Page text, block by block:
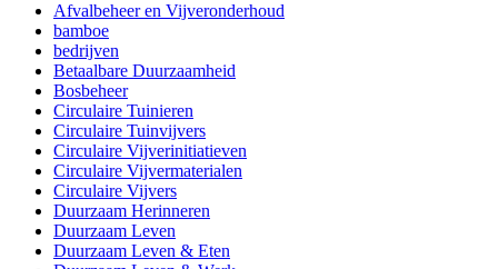
Afvalbeheer en Vijveronderhoud
bamboe
bedrijven
Betaalbare Duurzaamheid
Bosbeheer
Circulaire Tuinieren
Circulaire Tuinvijvers
Circulaire Vijverinitiatieven
Circulaire Vijvermaterialen
Circulaire Vijvers
Duurzaam Herinneren
Duurzaam Leven
Duurzaam Leven & Eten